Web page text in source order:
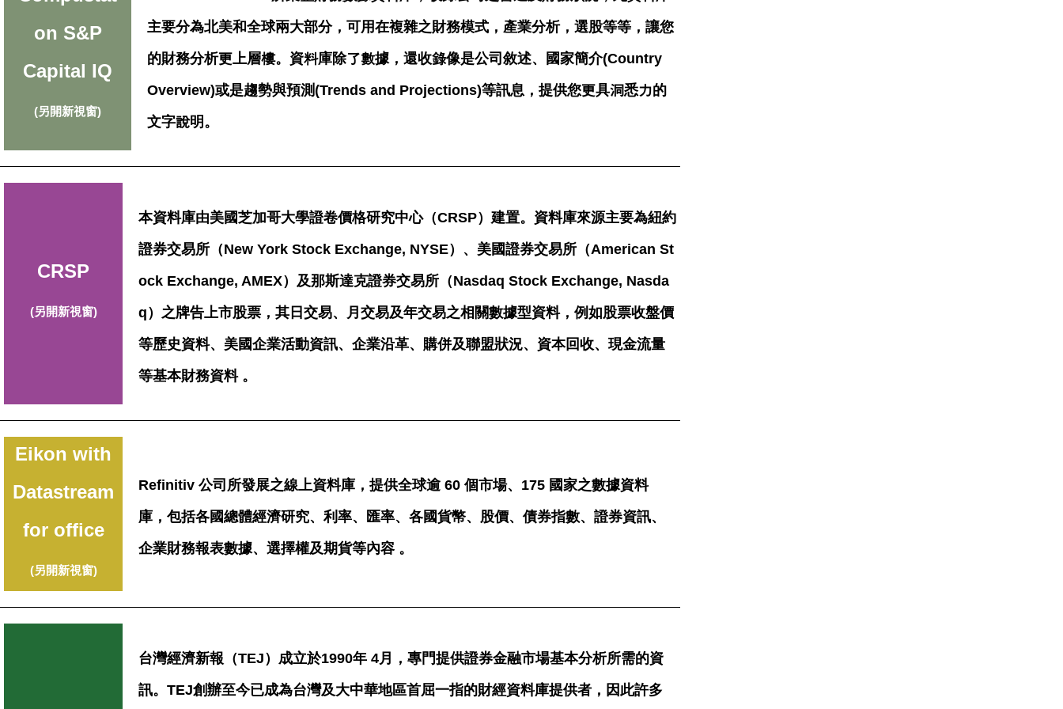
on S&P
Capital IQ
(另開新視窗)
主要分為北美和全球兩大部分，可用在複雜之財務模式，產業分析，選股等等，讓您
的財務分析更上層樓。資料庫除了數據，還收錄像是公司敘述、國家簡介(Country
Overview)或是趨勢與預測(Trends and Projections)等訊息，提供您更具洞悉力的
文字說明。
CRSP
(另開新視窗)
本資料庫由美國芝加哥大學證卷價格研究中心（CRSP）建置。資料庫來源主要為紐約
證券交易所（New York Stock Exchange, NYSE）、美國證券交易所（American St
ock Exchange, AMEX）及那斯達克證券交易所（Nasdaq Stock Exchange, Nasda
q）之牌告上市股票，其日交易、月交易及年交易之相關數據型資料，例如股票收盤價
等歷史資料、美國企業活動資訊、企業沿革、購併及聯盟狀況、資本回收、現金流量
等基本財務資料 。
Eikon with
Datastream
for office
(另開新視窗)
Refinitiv 公司所發展之線上資料庫，提供全球逾 60 個市場、175 國家之數據資料
庫，包括各國總體經濟研究、利率、匯率、各國貨幣、股價、債券指數、證券資訊、
企業財務報表數據、選擇權及期貨等內容 。
台灣經濟新報（TEJ）成立於1990年 4月，專門提供證券金融市場基本分析所需的資
訊。TEJ創辦至今已成為台灣及大中華地區首屈一指的財經資料庫提供者，因此許多